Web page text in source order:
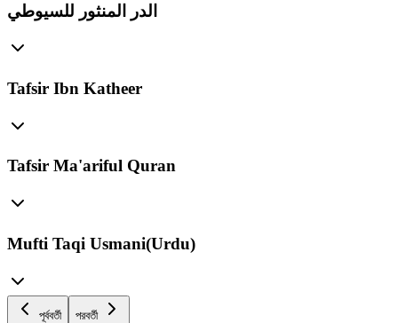
الدر المنثور للسيوطي
Tafsir Ibn Katheer
Tafsir Ma'ariful Quran
Mufti Taqi Usmani(Urdu)
পূর্ববর্তী পরবর্তী